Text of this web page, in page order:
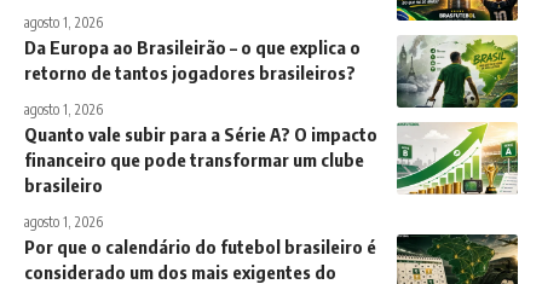
agosto 1, 2026
Da Europa ao Brasileirão – o que explica o
retorno de tantos jogadores brasileiros?
agosto 1, 2026
Quanto vale subir para a Série A? O impacto
financeiro que pode transformar um clube
brasileiro
agosto 1, 2026
Por que o calendário do futebol brasileiro é
considerado um dos mais exigentes do